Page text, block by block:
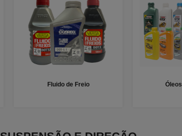
Fluido de Freio